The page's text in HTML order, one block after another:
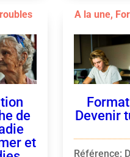
de
et
A la une,
Devenir
Référence: